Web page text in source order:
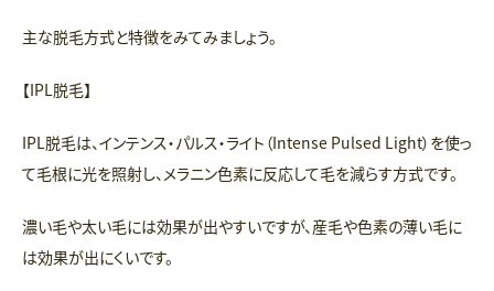
主な脱毛方式と特徴をみてみましょう。
【IPL脱毛】
IPL脱毛は、インテンス・パルス・ライト（Intense Pulsed Light）を使っ
て毛根に光を照射し、メラニン色素に反応して毛を減らす方式です。
濃い毛や太い毛には効果が出やすいですが、産毛や色素の薄い毛に
は効果が出にくいです。